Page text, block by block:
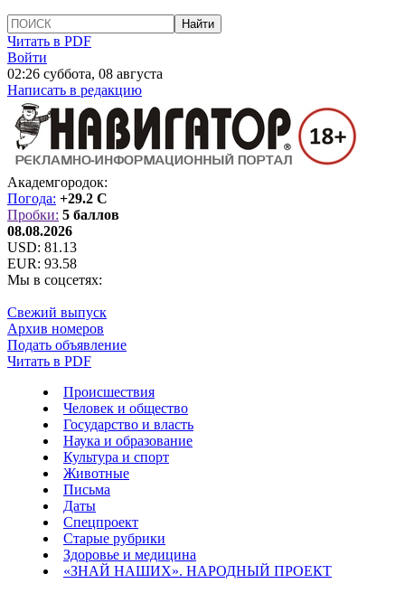
Читать в PDF
Войти
02:26 суббота, 08 августа
Написать в редакцию
Академгородок:
Погода: +29.2 C
Пробки: 5 баллов
08.08.2026
USD: 81.13
EUR: 93.58
Мы в соцсетях:
Свежий выпуск
Архив номеров
Подать объявление
Читать в PDF
Происшествия
Человек и общество
Государство и власть
Наука и образование
Культура и спорт
Животные
Письма
Даты
Спецпроект
Старые рубрики
Здоровье и медицина
«ЗНАЙ НАШИХ». НАРОДНЫЙ ПРОЕКТ